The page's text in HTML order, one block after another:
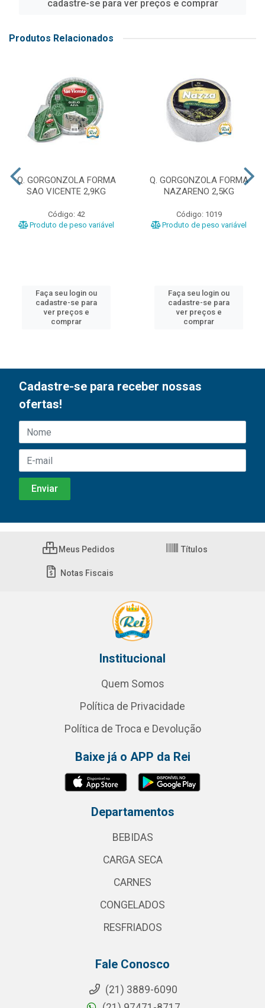
cadastre-se para ver preços e comprar
Produtos Relacionados
Q. GORGONZOLA FORMA
SAO VICENTE 2,9KG
Código: 42
Produto de peso variável
Faça seu login ou
cadastre-se para
ver preços e
comprar
Q. GORGONZOLA FORMA
NAZARENO 2,5KG
Código: 1019
Produto de peso variável
Faça seu login ou
cadastre-se para
ver preços e
comprar
Cadastre-se para receber nossas
ofertas!
Meus Pedidos Títulos
Notas Fiscais
Institucional
Quem Somos
Política de Privacidade
Política de Troca e Devolução
Baixe já o APP da Rei
Departamentos
BEBIDAS
CARGA SECA
CARNES
CONGELADOS
RESFRIADOS
Fale Conosco
(21) 3889-6090